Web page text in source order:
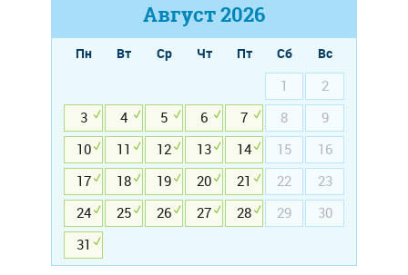
Август2026
Пн Вт Ср Чт Пт Сб
Вс
1
2
3
4 5 6 7 8
9
10
11 12 13 14 15
16
17
18 19 20 21 22
23
24
25 26 27 28 29
30
31